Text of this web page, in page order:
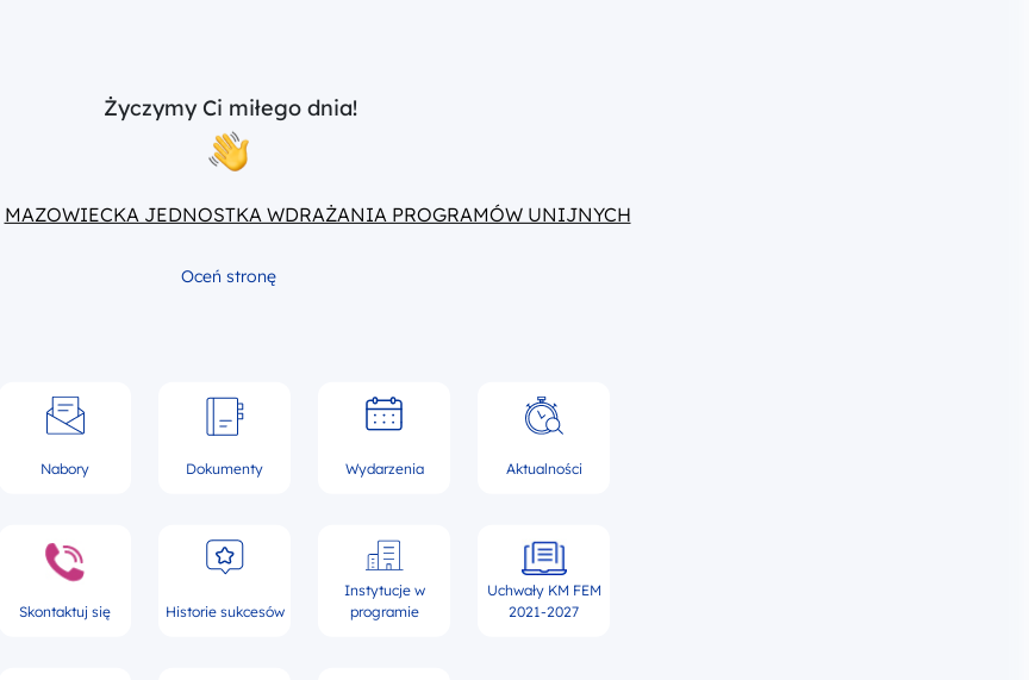
Życzymy Ci miłego dnia!
MAZOWIECKA JEDNOSTKA WDRAŻANIA PROGRAMÓW UNIJNYCH
Oceń stronę
Nabory Dokumenty Wydarzenia Aktualności
Skontaktuj się Historie sukcesów
Instytucje w
programie
Uchwały KM FEM
2021-2027